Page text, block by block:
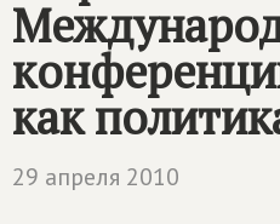
как
29 апреля 2010